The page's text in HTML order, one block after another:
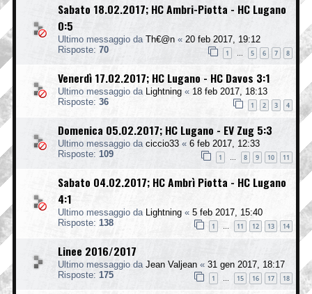
Sabato 18.02.2017; HC Ambri-Piotta - HC Lugano
0:5
Ultimo messaggio da Th€@n « 20 feb 2017, 19:12
Risposte: 70 1 … 5 6 7 8
Venerdì 17.02.2017; HC Lugano - HC Davos 3:1
Ultimo messaggio da Lightning « 18 feb 2017, 18:13
Risposte: 36 1 2 3 4
Domenica 05.02.2017; HC Lugano - EV Zug 5:3
Ultimo messaggio da ciccio33 « 6 feb 2017, 12:33
Risposte: 109 1 … 8 9 10 11
Sabato 04.02.2017; HC Ambrì Piotta - HC Lugano
4:1
Ultimo messaggio da Lightning « 5 feb 2017, 15:40
Risposte: 138 1 … 11 12 13 14
Linee 2016/2017
Ultimo messaggio da Jean Valjean « 31 gen 2017, 18:17
Risposte: 175 1 … 15 16 17 18